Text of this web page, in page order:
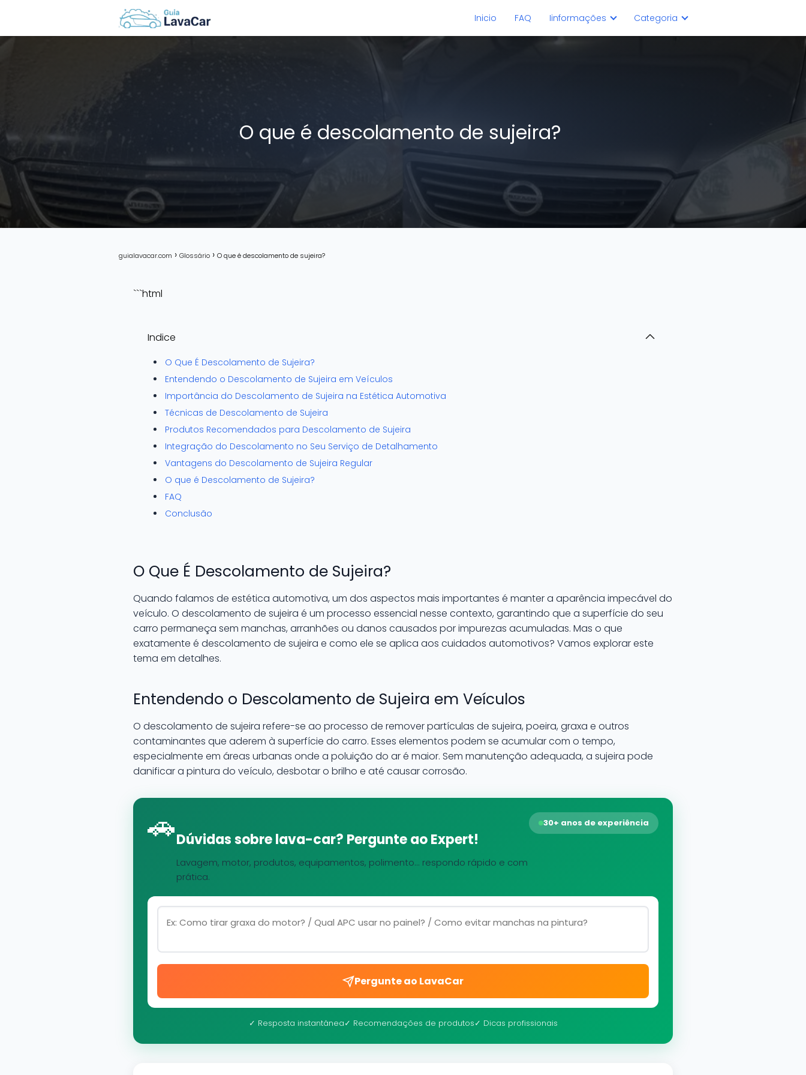
Inicio FAQ Iinformações Categoria
O que é descolamento de sujeira?
guialavacar.com Glossário O que é descolamento de sujeira?
```html
Indice
O Que É Descolamento de Sujeira?
Entendendo o Descolamento de Sujeira em Veículos
Importância do Descolamento de Sujeira na Estética Automotiva
Técnicas de Descolamento de Sujeira
Produtos Recomendados para Descolamento de Sujeira
Integração do Descolamento no Seu Serviço de Detalhamento
Vantagens do Descolamento de Sujeira Regular
O que é Descolamento de Sujeira?
FAQ
Conclusão
O Que É Descolamento de Sujeira?
Quando falamos de estética automotiva, um dos aspectos mais importantes é manter a aparência impecável do
veículo. O descolamento de sujeira é um processo essencial nesse contexto, garantindo que a superfície do seu
carro permaneça sem manchas, arranhões ou danos causados por impurezas acumuladas. Mas o que
exatamente é descolamento de sujeira e como ele se aplica aos cuidados automotivos? Vamos explorar este
tema em detalhes.
Entendendo o Descolamento de Sujeira em Veículos
O descolamento de sujeira refere-se ao processo de remover partículas de sujeira, poeira, graxa e outros
contaminantes que aderem à superfície do carro. Esses elementos podem se acumular com o tempo,
especialmente em áreas urbanas onde a poluição do ar é maior. Sem manutenção adequada, a sujeira pode
danificar a pintura do veículo, desbotar o brilho e até causar corrosão.
🚗Dúvidas sobre lava-car? Pergunte ao Expert!
Lavagem, motor, produtos, equipamentos, polimento... respondo rápido e com
prática.
30+ anos de experiência
Pergunte ao LavaCar
✓ Resposta instantânea✓ Recomendações de produtos✓ Dicas profissionais